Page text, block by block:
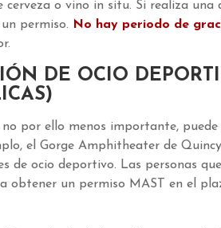
cerveza o vino in situ. Si realiza
permiso.
No hay periodo de
DE OCIO
por ello menos importante,
el Gorge Amphitheater de
de ocio deportivo. Las personas
obtener un permiso MAST en el